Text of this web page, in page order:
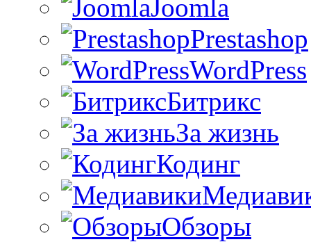
Joomla
Prestashop
WordPress
Битрикс
За жизнь
Кодинг
Обзоры